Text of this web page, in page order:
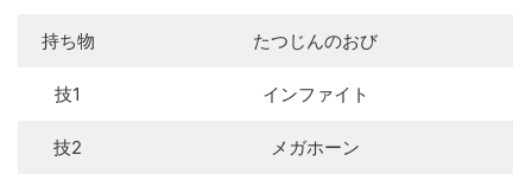
持ち物 たつじんのおび
技1 インファイト
技2 メガホーン